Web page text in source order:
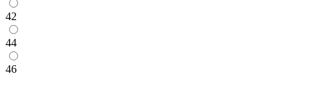
42
44
46